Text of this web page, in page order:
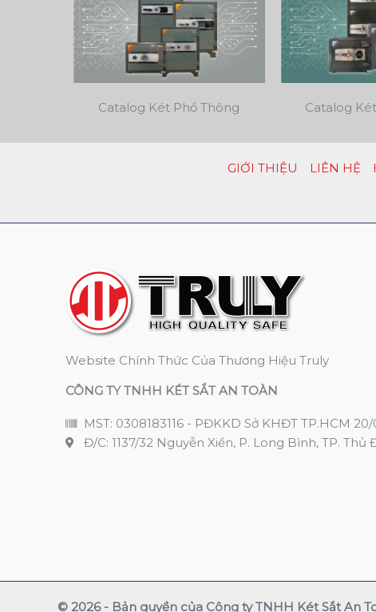
Catalog Két Phổ Thông Catalog
GIỚI THIỆU LIÊN HỆ
Website Chính Thức Của Thương Hiệu Truly
CÔNG TY TNHH KÉT SẮT AN TOÀN
MST: 0308183116 - PĐKKD Sở KHĐT TP.HCM
Đ/C: 1137/32 Nguyễn Xiển, P. Long Bình, TP. Thủ
© 2026 - Bản quyền của Công ty TNHH Két Sắt An